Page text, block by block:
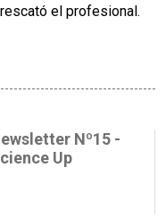
el profesional.
Nº15 -
Up